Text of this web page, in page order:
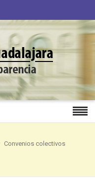
Convenios colectivos